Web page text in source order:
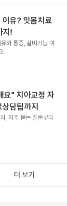
유? 잇몸치료
지!
와 통증, 실비가능 여
.
요" 치아교정 자
담팁까지
, 자주 묻는 질문부터
더 보기